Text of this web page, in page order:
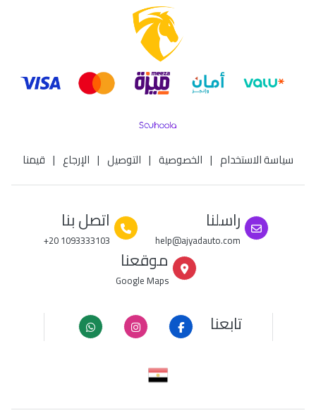
سياسة الاستخدام | الخصوصية | التوصيل | الإرجاع | قيمنا
راسلنا
help@ajyadauto.com
اتصل بنا
+20 1093333103
موقعنا
Google Maps
تابعنا